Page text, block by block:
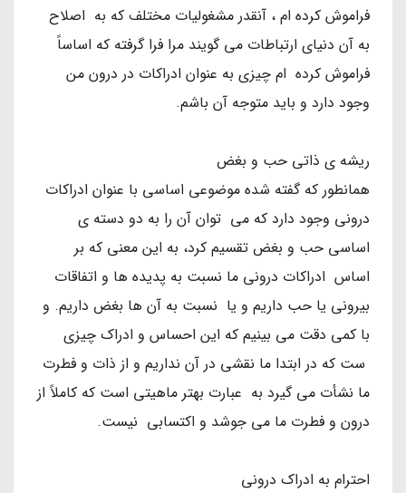
فراموش کرده ام ، آنقدر مشغولیات مختلف که به اصلاح
به آن دنیای ارتباطات می گویند مرا فرا گرفته که اساساً
فراموش کرده ام چیزی به عنوان ادراکات در درون من
وجود دارد و باید متوجه آن باشم.
ریشه ی ذاتی حب و بغض
همانطور که گفته شده موضوعی اساسی با عنوان ادراکات
درونی وجود دارد که می توان آن را به دو دسته ی
اساسی حب و بغض تقسیم کرد، به این معنی که بر
اساس ادراکات درونی ما نسبت به پدیده ها و اتفاقات
بیرونی یا حب داریم و یا نسبت به آن ها بغض داریم. و
با کمی دقت می بینیم که این احساس و ادراک چیزی
ست که در ابتدا ما نقشی در آن نداریم و از ذات و فطرت
ما نشأت می گیرد به عبارت بهتر ماهیتی است که کاملاً از
درون و فطرت ما می جوشد و اکتسابی نیست.
احترام به ادراک درونی